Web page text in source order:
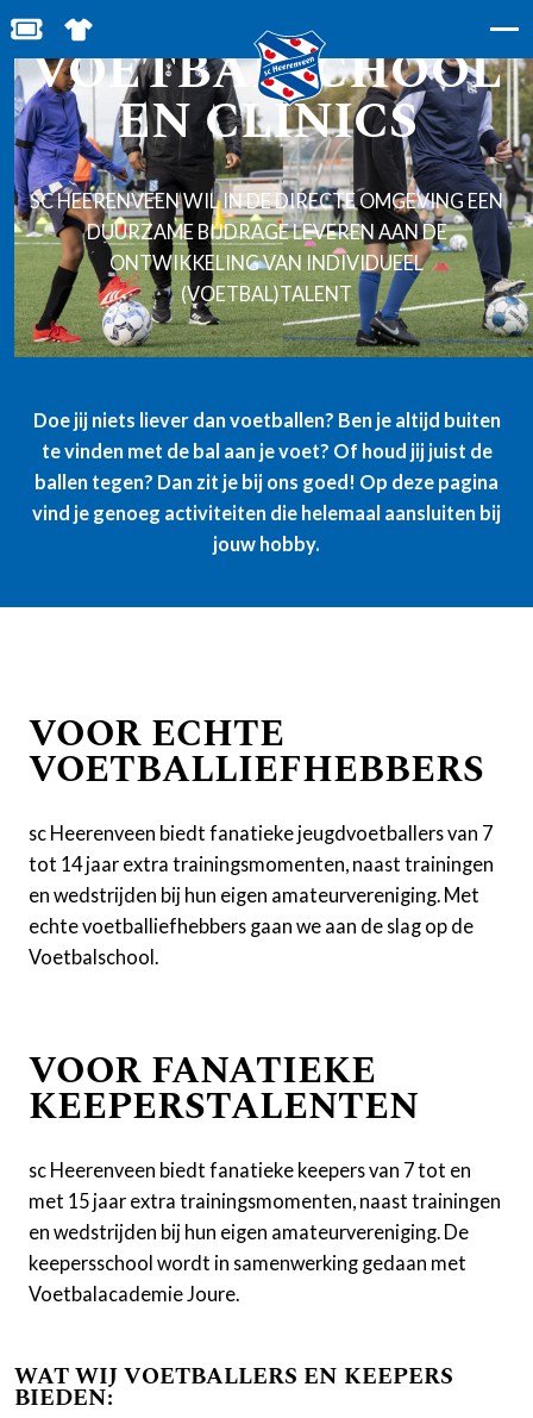
BESTEL JOUW TICKETS
SHOP IN DE FEANSTORE
VOETBALSCHOOL
EN CLINICS
SC HEERENVEEN WIL IN DE DIRECTE OMGEVING EEN
DUURZAME BIJDRAGE LEVEREN AAN DE
ONTWIKKELING VAN INDIVIDUEEL
(VOETBAL)TALENT
Doe jij niets liever dan voetballen? Ben je altijd buiten
te vinden met de bal aan je voet? Of houd jij juist de
ballen tegen? Dan zit je bij ons goed! Op deze pagina
vind je genoeg activiteiten die helemaal aansluiten bij
jouw hobby.
VOOR ECHTE
VOETBALLIEFHEBBERS
sc Heerenveen biedt fanatieke jeugdvoetballers van 7
tot 14 jaar extra trainingsmomenten, naast trainingen
en wedstrijden bij hun eigen amateurvereniging. Met
echte voetballiefhebbers gaan we aan de slag op de
Voetbalschool.
VOOR FANATIEKE
KEEPERSTALENTEN
sc Heerenveen biedt fanatieke keepers van 7 tot en
met 15 jaar extra trainingsmomenten, naast trainingen
en wedstrijden bij hun eigen amateurvereniging. De
keepersschool wordt in samenwerking gedaan met
Voetbalacademie Joure.
WAT WIJ VOETBALLERS EN KEEPERS
BIEDEN: